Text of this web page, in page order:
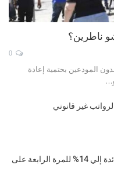
ناطرين؟
المودعين بحتمية إعادة
غير قانوني
البرازيل تخفض سعر الفائدة إلي 14% للمرة الرابعة على